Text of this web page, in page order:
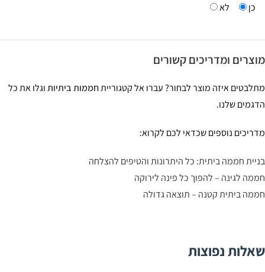
כן
לא
ומדריכים קשורים
איזה מוצר לבחור? עברו אל קטגורייתחממות ביתיותוגלו את כל
שלנו.
נוספים שכדאי לכם לקרוא:
חממה ביתית: כל היתרונות והטיפים להצלחה
לגינה – להפוך כל פינה לירוקה
ביתית קטנה – תוצאה גדולה
נפוצות